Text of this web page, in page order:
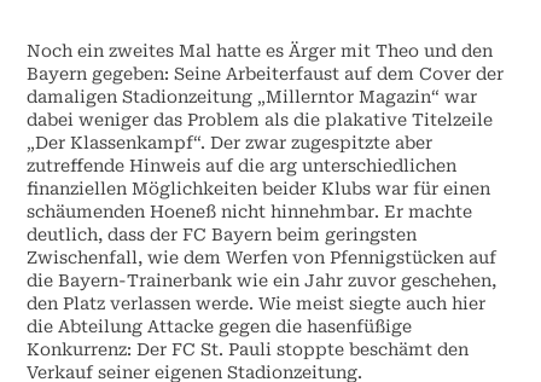
Noch ein zweites Mal hatte es Ärger mit Theo und den
Bayern gegeben: Seine Arbeiterfaust auf dem Cover der
damaligen Stadionzeitung „Millerntor Magazin“ war
dabei weniger das Problem als die plakative Titelzeile
„Der Klassenkampf“. Der zwar zugespitzte aber
zutreffende Hinweis auf die arg unterschiedlichen
finanziellen Möglichkeiten beider Klubs war für einen
schäumenden Hoeneß nicht hinnehmbar. Er machte
deutlich, dass der FC Bayern beim geringsten
Zwischenfall, wie dem Werfen von Pfennigstücken auf
die Bayern-Trainerbank wie ein Jahr zuvor geschehen,
den Platz verlassen werde. Wie meist siegte auch hier
die Abteilung Attacke gegen die hasenfüßige
Konkurrenz: Der FC St. Pauli stoppte beschämt den
Verkauf seiner eigenen Stadionzeitung.